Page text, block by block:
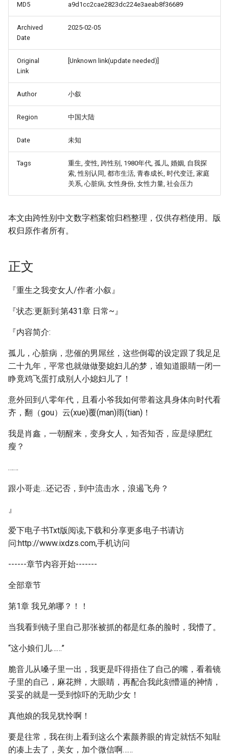
MD5 a9d1cc2cae2823dc224e3aeab8f36689
Archived
Date
2025-02-05
Original
Link
[Unknown link(update needed)]
Author 小叙
Region 中国大陆
Date 未知
Tags
重生, 变性, 跨性别, 1980年代, 孤儿, 婚姻, 自我探
索, 性别认同, 都市生活, 青春成长, 时代变迁, 家庭
关系, 心脏病, 女性身份, 女性力量, 社会压力
本文由跨性别中文数字档案馆归档整理，仅供存档使用。版
权归原作者所有。
正文
『重生之我变女人/作者:小叙』
『状态:更新到:第431章 日常~』
『内容简介:
孤儿，心脏病，悲催的男屌丝，这些倒霉的设定跟了我足足
二十九年，平常也就做做娶媳妇儿的梦，谁知道眼睛一闭一
睁竟鸡飞蛋打成别人小媳妇儿了！
意外回到八零年代，且看小爷我如何带着这具身体向时代看
齐，翻（gou）云(xue)覆(man)雨(tian)！
我是肖鑫，一朝醒来，变身女人，知否知否，应是绿肥红
瘦？
……
跟小哥走…还记否，到中流击水，浪遏飞舟？
』
爱下电子书Txt版阅读,下载和分享更多电子书请访
问:http://www.ixdzs.com,手机访问
------章节内容开始-------
全部章节
第1章 我兄弟哪？！！
当我看到镜子里自己那张被抓的都是红条的脸时，我懵了。
“这小娘们儿……”
脆音儿从嗓子里一出，我更是吓得捂住了自己的嘴，看着镜
子里的自己，麻花辫，大眼睛，再配合我此刻懵逼的神情，
妥妥的就是一受到惊吓的无助少女！
真他娘的我见犹怜啊！
要是往常，我在街上看到这么个素颜养眼的肯定就恬不知耻
的凑上去了，美女，加个微信啊……